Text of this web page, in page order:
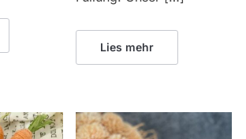
Lies mehr